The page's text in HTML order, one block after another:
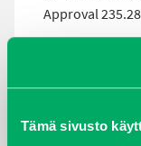
Tämä sivusto
Approval
MOBIL
10W-